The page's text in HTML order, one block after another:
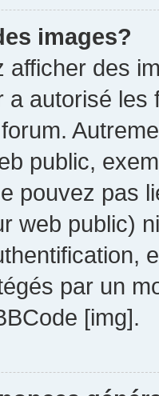
images?
afficher des
a autorisé
public,
pouvez pas
web public)
par un
[img].